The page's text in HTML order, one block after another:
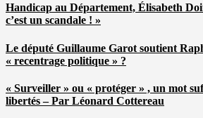
Handicap au Département, Élisabeth
c’est un scandale ! »
Le député Guillaume Garot soutient
« recentrage politique » ?
« Surveiller » ou « protéger » , un mot
libertés – Par Léonard Cottereau